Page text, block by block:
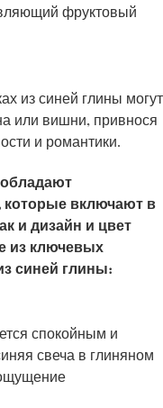
фруктовый
из синей глины могут
или вишни, привнося
и романтики.
которые включают в
и дизайн и цвет
из ключевых
синей глины:
спокойным и
свеча в глиняном